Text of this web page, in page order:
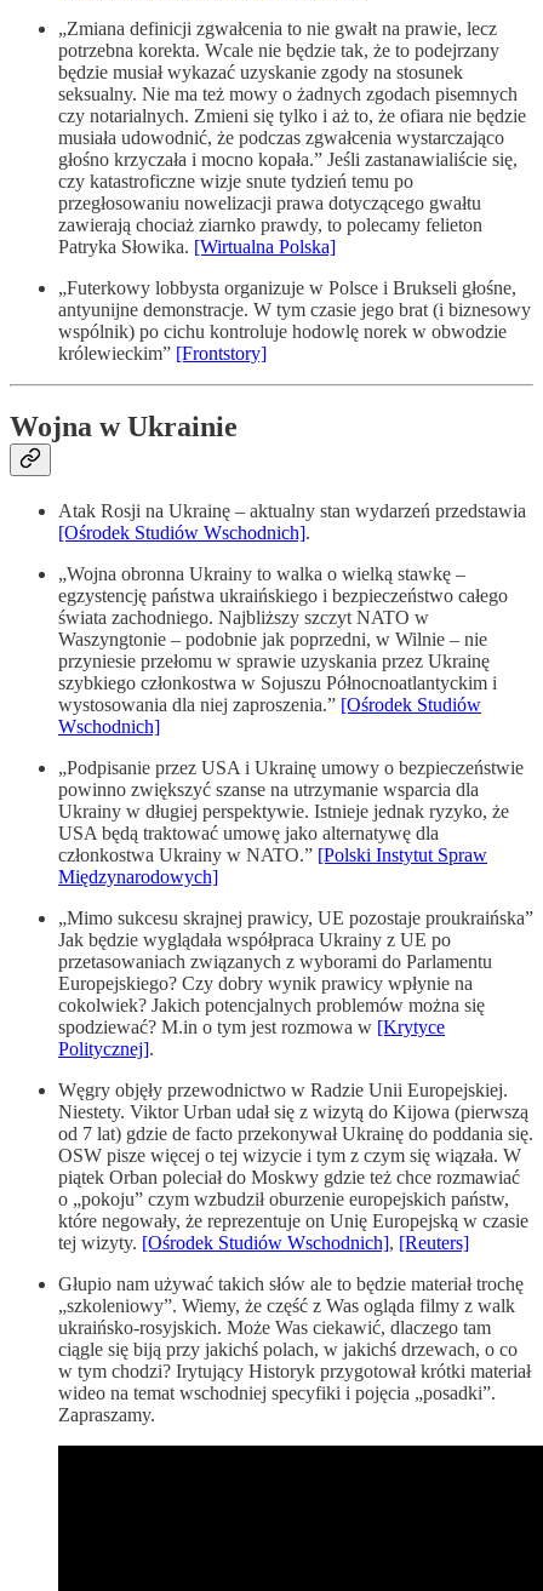
„Zmiana definicji zgwałcenia to nie gwałt na prawie, lecz
potrzebna korekta. Wcale nie będzie tak, że to podejrzany
będzie musiał wykazać uzyskanie zgody na stosunek
seksualny. Nie ma też mowy o żadnych zgodach pisemnych
czy notarialnych. Zmieni się tylko i aż to, że ofiara nie będzie
musiała udowodnić, że podczas zgwałcenia wystarczająco
głośno krzyczała i mocno kopała.” Jeśli zastanawialiście się,
czy katastroficzne wizje snute tydzień temu po
przegłosowaniu nowelizacji prawa dotyczącego gwałtu
zawierają chociaż ziarnko prawdy, to polecamy felieton
Patryka Słowika. [Wirtualna Polska]
„Futerkowy lobbysta organizuje w Polsce i Brukseli głośne,
antyunijne demonstracje. W tym czasie jego brat (i biznesowy
wspólnik) po cichu kontroluje hodowlę norek w obwodzie
królewieckim” [Frontstory]
Wojna w Ukrainie
Atak Rosji na Ukrainę – aktualny stan wydarzeń przedstawia
[Ośrodek Studiów Wschodnich].
„Wojna obronna Ukrainy to walka o wielką stawkę –
egzystencję państwa ukraińskiego i bezpieczeństwo całego
świata zachodniego. Najbliższy szczyt NATO w
Waszyngtonie – podobnie jak poprzedni, w Wilnie – nie
przyniesie przełomu w sprawie uzyskania przez Ukrainę
szybkiego członkostwa w Sojuszu Północnoatlantyckim i
wystosowania dla niej zaproszenia.” [Ośrodek Studiów
Wschodnich]
„Podpisanie przez USA i Ukrainę umowy o bezpieczeństwie
powinno zwiększyć szanse na utrzymanie wsparcia dla
Ukrainy w długiej perspektywie. Istnieje jednak ryzyko, że
USA będą traktować umowę jako alternatywę dla
członkostwa Ukrainy w NATO.” [Polski Instytut Spraw
Międzynarodowych]
„Mimo sukcesu skrajnej prawicy, UE pozostaje proukraińska”
Jak będzie wyglądała współpraca Ukrainy z UE po
przetasowaniach związanych z wyborami do Parlamentu
Europejskiego? Czy dobry wynik prawicy wpłynie na
cokolwiek? Jakich potencjalnych problemów można się
spodziewać? M.in o tym jest rozmowa w [Krytyce
Politycznej].
Węgry objęły przewodnictwo w Radzie Unii Europejskiej.
Niestety. Viktor Urban udał się z wizytą do Kijowa (pierwszą
od 7 lat) gdzie de facto przekonywał Ukrainę do poddania się.
OSW pisze więcej o tej wizycie i tym z czym się wiązała. W
piątek Orban poleciał do Moskwy gdzie też chce rozmawiać
o „pokoju” czym wzbudził oburzenie europejskich państw,
które negowały, że reprezentuje on Unię Europejską w czasie
tej wizyty. [Ośrodek Studiów Wschodnich], [Reuters]
Głupio nam używać takich słów ale to będzie materiał trochę
„szkoleniowy”. Wiemy, że część z Was ogląda filmy z walk
ukraińsko-rosyjskich. Może Was ciekawić, dlaczego tam
ciągle się biją przy jakichś polach, w jakichś drzewach, o co
w tym chodzi? Irytujący Historyk przygotował krótki materiał
wideo na temat wschodniej specyfiki i pojęcia „posadki”.
Zapraszamy.